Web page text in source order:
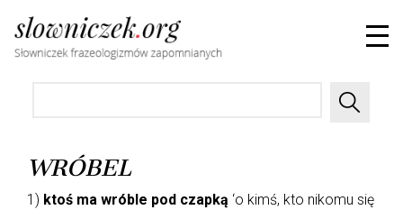
WRÓBEL
1) ktoś ma wróble pod czapką ‘o kimś, kto nikomu się